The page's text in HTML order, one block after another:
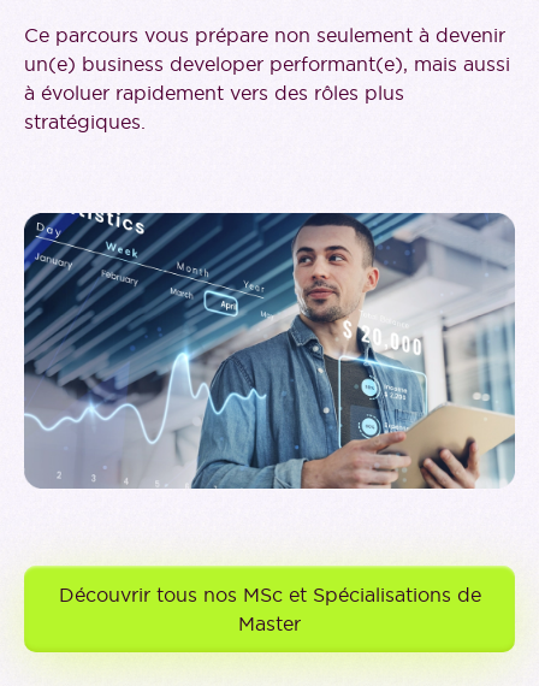
Ce parcours vous prépare non seulement à devenir
un(e) business developer performant(e), mais aussi
à évoluer rapidement vers des rôles plus
stratégiques.
Découvrir tous nos MSc et Spécialisations de
Master